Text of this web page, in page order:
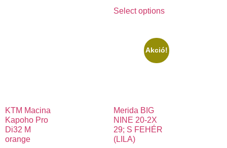
Select options
KTM Macina
Kapoho Pro
Di32 M
orange
Akció!
Merida BIG
NINE 20-2X
29; S FEHÉR
(LILA)